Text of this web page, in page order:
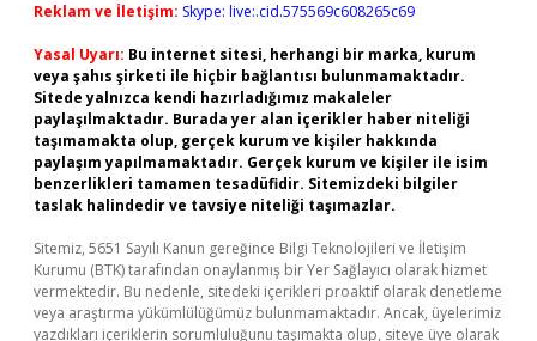
Reklam ve İletişim: Skype: live:.cid.575569c608265c69
Yasal Uyarı: Bu internet sitesi, herhangi bir marka, kurum
veya şahıs şirketi ile hiçbir bağlantısı bulunmamaktadır.
Sitede yalnızca kendi hazırladığımız makaleler
paylaşılmaktadır. Burada yer alan içerikler haber niteliği
taşımamakta olup, gerçek kurum ve kişiler hakkında
paylaşım yapılmamaktadır. Gerçek kurum ve kişiler ile isim
benzerlikleri tamamen tesadüfidir. Sitemizdeki bilgiler
taslak halindedir ve tavsiye niteliği taşımazlar.
Sitemiz, 5651 Sayılı Kanun gereğince Bilgi Teknolojileri ve İletişim
Kurumu (BTK) tarafından onaylanmış bir Yer Sağlayıcı olarak hizmet
vermektedir. Bu nedenle, sitedeki içerikleri proaktif olarak denetleme
veya araştırma yükümlülüğümüz bulunmamaktadır. Ancak, üyelerimiz
yazdıkları içeriklerin sorumluluğunu taşımakta olup, siteye üye olarak